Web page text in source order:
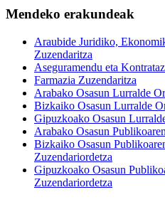
Mendeko erakundeak
Araubide Juridiko,
Zuzendaritza
Aseguramendu eta
Farmazia Zuzendaritza
Arabako Osasun Lurralde
Bizkaiko Osasun Lurralde
Gipuzkoako Osasun
Arabako Osasun
Bizkaiko Osasun
Zuzendariordetza
Gipuzkoako Osasun
Zuzendariordetza